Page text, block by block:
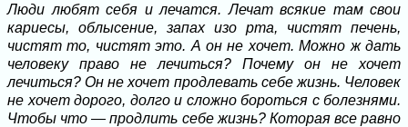
Люди любят себя и лечатся. Лечат всякие там свои
кариесы, облысение, запах изо рта, чистят печень,
чистят то, чистят это. А он не хочет. Можно ж дать
человеку право не лечиться? Почему он не хочет
лечиться? Он не хочет продлевать себе жизнь. Человек
не хочет дорого, долго и сложно бороться с болезнями.
Чтобы что — продлить себе жизнь? Которая все равно